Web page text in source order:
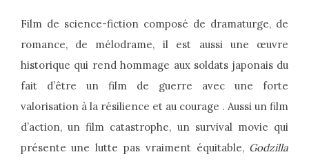
Film de science-fiction composé de dramaturge, de
romance, de mélodrame, il est aussi une œuvre
historique qui rend hommage aux soldats japonais du
fait d’être un film de guerre avec une forte
valorisation à la résilience et au courage . Aussi un film
d’action, un film catastrophe, un survival movie qui
présente une lutte pas vraiment équitable, Godzilla